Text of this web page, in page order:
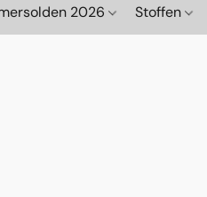
2026 Stoffen